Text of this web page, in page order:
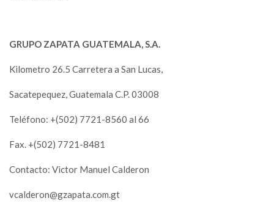
GRUPO ZAPATA GUATEMALA, S.A.
Kilometro 26.5 Carretera a San Lucas,
Sacatepequez, Guatemala C.P. 03008
Teléfono: +(502) 7721-8560 al 66
Fax. +(502) 7721-8481
Contacto: Victor Manuel Calderon
vcalderon@gzapata.com.gt